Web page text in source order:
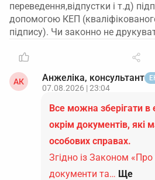
переведення,відпустки і т.д)
допомогою КЕП
підпису). Чи законно не
АК Анжеліка, консультант
07.08.2026 | 23:04
Все можна зберігати в
окрім документів, які
особових справах.
Згідно із Законом «Про
документи та… Ще